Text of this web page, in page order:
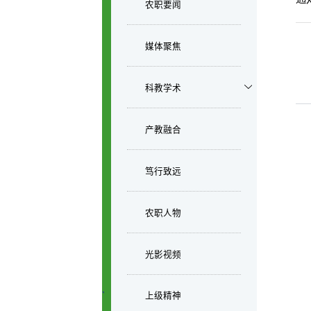
农职要闻
媒体聚焦
科教学术
产教融合
笃行致远
农职人物
光影视频
上级精神